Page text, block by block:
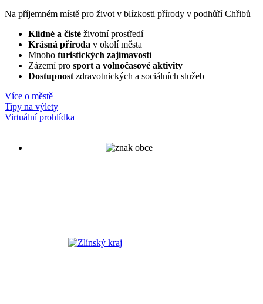
Na příjemném místě pro život v blízkosti přírody v podhůří Chřibů
Klidné a čisté životní prostředí
Krásná příroda v okolí města
Mnoho turistických zajímavostí
Zázemí pro sport a volnočasové aktivity
Dostupnost zdravotnických a sociálních služeb
Více o městě
Tipy na výlety
Virtuální prohlídka